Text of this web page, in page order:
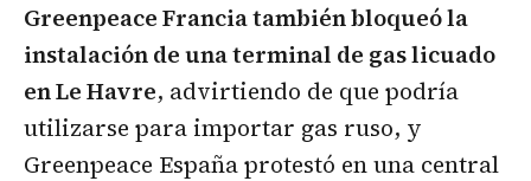
Greenpeace Francia también bloqueó la
instalación de una terminal de gas licuado
en Le Havre, advirtiendo de que podría
utilizarse para importar gas ruso, y
Greenpeace España protestó en una central